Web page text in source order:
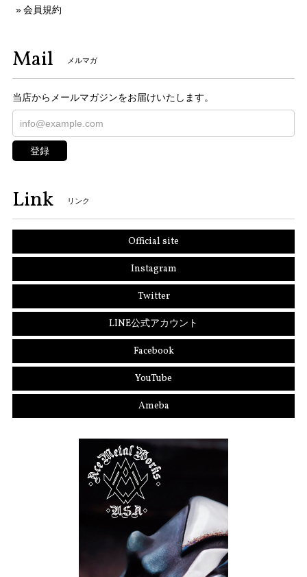
会員規約
Mail メルマガ
当店からメールマガジンをお届けいたします。
登録
Link リンク
Official site
Instagram
Twitter
LINE公式アカウント
Facebook
YouTube
Ameba